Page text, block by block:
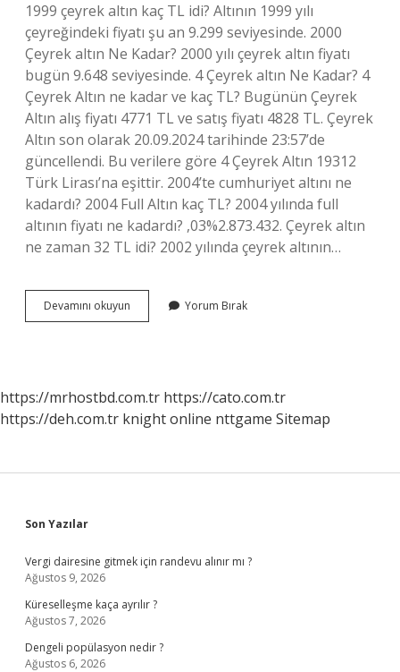
1999 çeyrek altın kaç TL idi? Altının 1999 yılı
çeyreğindeki fiyatı şu an 9.299 seviyesinde. 2000
Çeyrek altın Ne Kadar? 2000 yılı çeyrek altın fiyatı
bugün 9.648 seviyesinde. 4 Çeyrek altın Ne Kadar? 4
Çeyrek Altın ne kadar ve kaç TL? Bugünün Çeyrek
Altın alış fiyatı 4771 TL ve satış fiyatı 4828 TL. Çeyrek
Altın son olarak 20.09.2024 tarihinde 23:57’de
güncellendi. Bu verilere göre 4 Çeyrek Altın 19312
Türk Lirası’na eşittir. 2004’te cumhuriyet altını ne
kadardı? 2004 Full Altın kaç TL? 2004 yılında full
altının fiyatı ne kadardı? ,03%2.873.432. Çeyrek altın
ne zaman 32 TL idi? 2002 yılında çeyrek altının…
Devamını okuyun
Çeyrek
Yorum Bırak
https://mrhostbd.com.tr https://cato.com.tr
https://deh.com.tr knight online nttgame Sitemap
Sidebar
Son Yazılar
Vergi dairesine gitmek için randevu alınır mı ?
Ağustos 9, 2026
Küreselleşme kaça ayrılır ?
Ağustos 7, 2026
Dengeli popülasyon nedir ?
Ağustos 6, 2026